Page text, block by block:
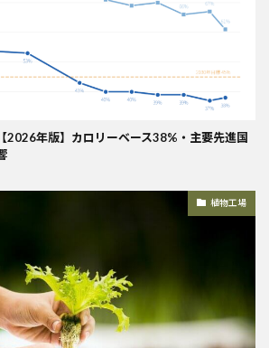
2026年版】カロリーベース38%・主要先進国
植物工場